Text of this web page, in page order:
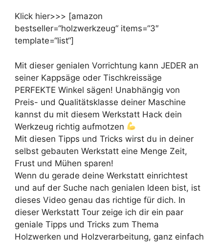
Klick hier>>> [amazon
bestseller=“holzwerkzeug“ items=“3″
template=“list“]
Mit dieser genialen Vorrichtung kann JEDER an
seiner Kappsäge oder Tischkreissäge
PERFEKTE Winkel sägen! Unabhängig von
Preis- und Qualitätsklasse deiner Maschine
kannst du mit diesem Werkstatt Hack dein
Werkzeug richtig aufmotzen
Mit diesen Tipps und Tricks wirst du in deiner
selbst gebauten Werkstatt eine Menge Zeit,
Frust und Mühen sparen!
Wenn du gerade deine Werkstatt einrichtest
und auf der Suche nach genialen Ideen bist, ist
dieses Video genau das richtige für dich. In
dieser Werkstatt Tour zeige ich dir ein paar
geniale Tipps und Tricks zum Thema
Holzwerken und Holzverarbeitung, ganz einfach